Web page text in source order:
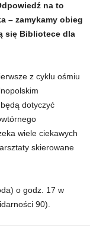
na to
– zamykamy obieg
się Bibliotece dla
z cyklu ośmiu
dotyczyć
wiele ciekawych
skierowane
o godz. 17 w
90).